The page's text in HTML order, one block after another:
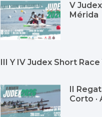
V
Mérida
III Y IV Judex Short
II
Corto ·